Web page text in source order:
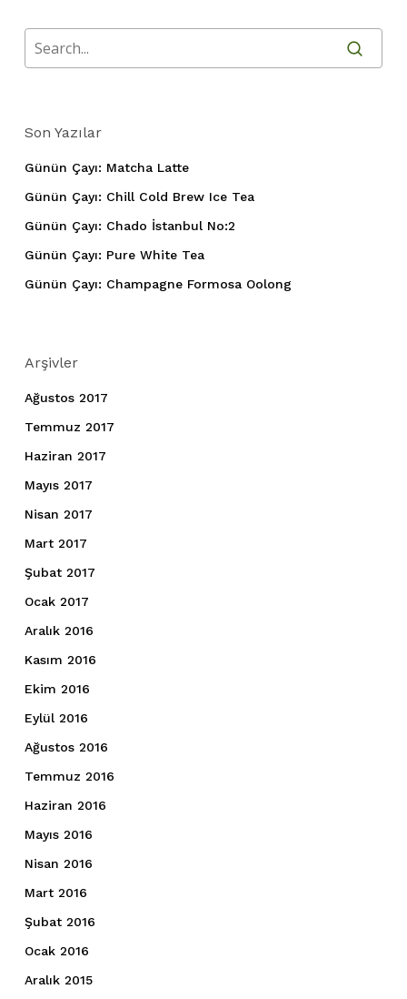
Son Yazılar
Günün Çayı: Matcha Latte
Günün Çayı: Chill Cold Brew Ice Tea
Günün Çayı: Chado İstanbul No:2
Günün Çayı: Pure White Tea
Günün Çayı: Champagne Formosa Oolong
Arşivler
Ağustos 2017
Temmuz 2017
Haziran 2017
Mayıs 2017
Nisan 2017
Mart 2017
Şubat 2017
Ocak 2017
Aralık 2016
Kasım 2016
Ekim 2016
Eylül 2016
Ağustos 2016
Temmuz 2016
Haziran 2016
Mayıs 2016
Nisan 2016
Mart 2016
Şubat 2016
Ocak 2016
Aralık 2015